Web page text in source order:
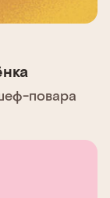
повара